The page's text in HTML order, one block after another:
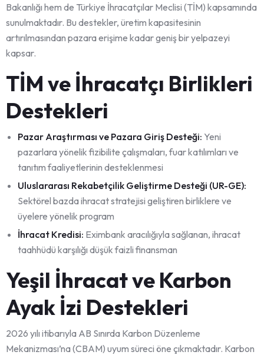
Bakanlığı hem de Türkiye İhracatçılar Meclisi (TİM) kapsamında
sunulmaktadır. Bu destekler, üretim kapasitesinin
artırılmasından pazara erişime kadar geniş bir yelpazeyi
kapsar.
TİM ve İhracatçı Birlikleri
Destekleri
Pazar Araştırması ve Pazara Giriş Desteği: Yeni
pazarlara yönelik fizibilite çalışmaları, fuar katılımları ve
tanıtım faaliyetlerinin desteklenmesi
Uluslararası Rekabetçilik Geliştirme Desteği (UR-GE):
Sektörel bazda ihracat stratejisi geliştiren birliklere ve
üyelere yönelik program
İhracat Kredisi: Eximbank aracılığıyla sağlanan, ihracat
taahhüdü karşılığı düşük faizli finansman
Yeşil İhracat ve Karbon
Ayak İzi Destekleri
2026 yılı itibarıyla AB Sınırda Karbon Düzenleme
Mekanizması’na (CBAM) uyum süreci öne çıkmaktadır. Karbon